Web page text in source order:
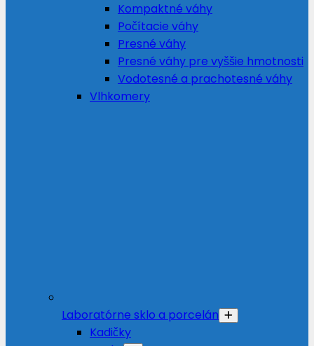
Kompaktné váhy
Počítacie váhy
Presné váhy
Presné váhy pre vyššie hmotnosti
Vodotesné a prachotesné váhy
Vlhkomery
Laboratórne sklo a porcelán
Kadičky